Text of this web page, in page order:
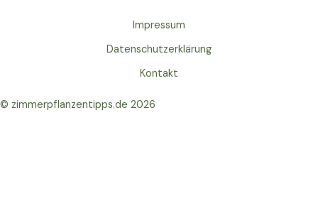
Impressum
Datenschutzerklärung
Kontakt
© zimmerpflanzentipps.de 2026